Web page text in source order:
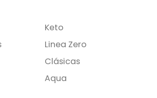
Keto
Linea Zero
Clásicas
Aqua